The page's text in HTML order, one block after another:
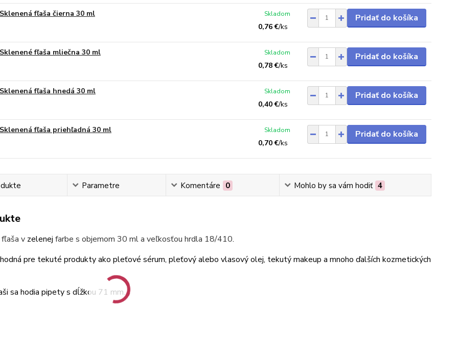
fľaša čierna 30 ml
0,76 €/ks
Skladom Pridať do košíka
fľaša mliečna 30 ml
0,78 €/ks
Skladom Pridať do košíka
fľaša hnedá 30 ml
0,40 €/ks
Skladom Pridať do košíka
fľaša priehľadná 30 ml
0,70 €/ks
Skladom Pridať do košíka
Parametre Komentáre 0 Mohlo by sa vám hodiť 4
v zelenej farbe s objemom 30 ml a veľkosťou hrdla 18/410.
pre tekuté produkty ako pleťové sérum, pleťový alebo vlasový olej, tekutý makeup a mnoho ďalších kozmetických
sa hodia pipety s dĺžkou 71 mm.